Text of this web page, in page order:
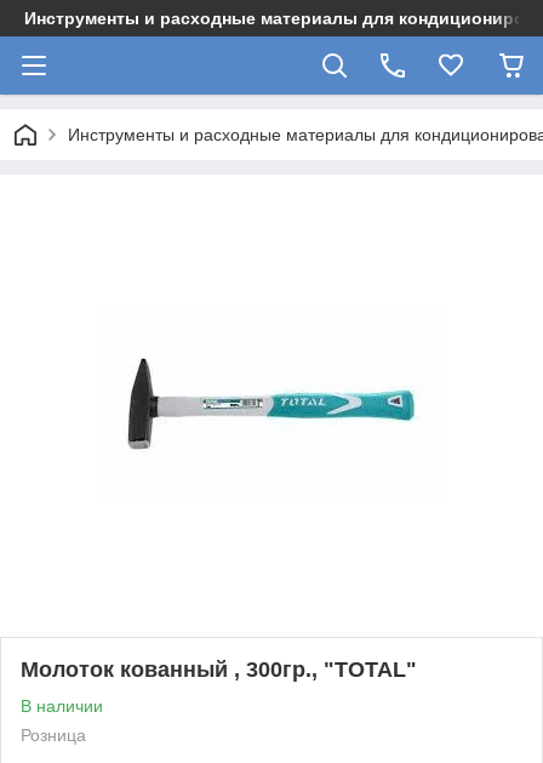
Инструменты и расходные материалы для
Инструменты и расходные материалы для
Молоток кованный , 300гр., "ТОТАL"
В наличии
Розница